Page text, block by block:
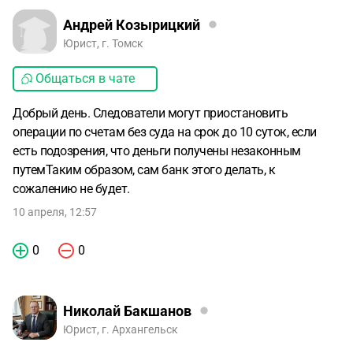
Андрей Козырицкий
Юрист, г. Томск
Общаться в чате
Добрый день. Следователи могут приостановить
операции по счетам без суда на срок до 10 суток, если
есть подозрения, что деньги получены незаконным
путемТаким образом, сам банк этого делать, к
сожалению не будет.
10 апреля, 12:57
0 0
Николай Бакшанов
Юрист, г. Архангельск